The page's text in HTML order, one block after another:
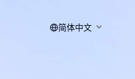
简体中文